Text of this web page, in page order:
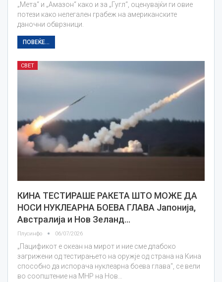
„Мета“ и „Амазон“ како и за „Гугл“, оценувајќи ги овие
потези како нелегален грабеж на американските
даночни обврзници.
ПОВЕЌЕ...
СВЕТ
КИНА ТЕСТИРАШЕ РАКЕТА ШТО МОЖЕ ДА
НОСИ НУКЛЕАРНА БОЕВА ГЛАВА Јапонија,
Австралија и Нов Зеланд…
Плусинфо 06/07/2026
„Пацификот е океан на мирот и ние сме длабоко
загрижени од тестирањето на оружје од страна на Кина
способно да испорача нуклеарна боева глава“, се вели
во соопштение на МНР на Нов…